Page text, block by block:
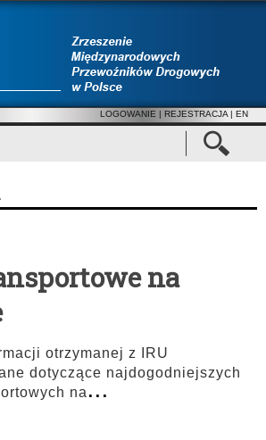
LOGOWANIE | REJESTRACJA | EN
na
otrzymanej z IRU
dotyczące najdogodniejszych
na...